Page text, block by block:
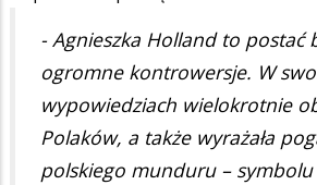
- Agnieszka Holland to postać
ogromne kontrowersje. W
wypowiedziach wielokrotnie
Polaków, a także wyrażała
polskiego munduru –